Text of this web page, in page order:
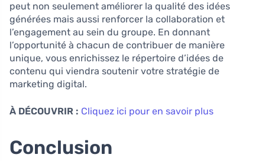
peut non seulement améliorer la qualité des idées
générées mais aussi renforcer la collaboration et
l’engagement au sein du groupe. En donnant
l’opportunité à chacun de contribuer de manière
unique, vous enrichissez le répertoire d’idées de
contenu qui viendra soutenir votre stratégie de
marketing digital.
À DÉCOUVRIR : Cliquez ici pour en savoir plus
Conclusion